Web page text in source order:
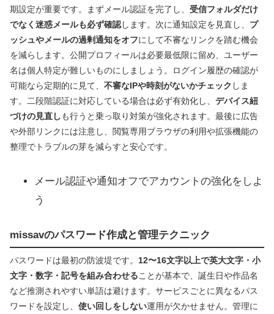
期設定が重要です。まずメール認証を完了し、 受信フォルダだけ
でなく迷惑メールも必ず確認します。次に通知設定を見直し、 プ
ッシュやメールの過剰通知をオフにして不審なリンクを踏む機会
を減らします。公開プロフィールは必要最低限に留め、ユーザー
名は個人特定が難しいものにしましょう。ログイン履歴の確認が
可能なら定期的に見て、 不審なIPや時刻がないかチェック しま
す。二段階認証に対応している場合は必ず有効化し、 デバイス紐
づけの見直しも行うと乗っ取り対策が強化されます。最後に広告
や外部リンクには注意し、閲覧専用ブラウザの利用や拡張機能の
整理でトラブルの芽を減らすと安心です。
メール認証や通知オフでアカウントの強化をしよ
う
missavのパスワード作成と管理テクニック
パスワードは最初の防波堤です。 12〜16文字以上で英大文字・小
文字・数字・記号を組み合わせることが基本で、誕生日や作品名
など推測されやすい単語は避けます。サービスごとに異なるパス
ワードを設定し、 使い回しをしない運用が欠かせません。管理に